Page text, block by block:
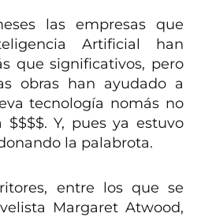
las empresas que
Artificial han
que significativos, pero
obras han ayudado a
tecnología nomás no
Y, pues ya estuvo
la palabrota.
entre los que se
Margaret Atwood,